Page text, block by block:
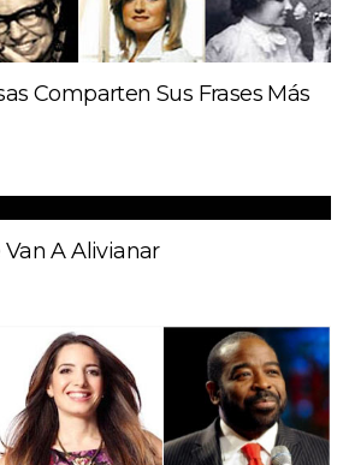
Comparten Sus Frases Más
Van A Alivianar